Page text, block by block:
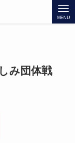
MENU
み団体戦